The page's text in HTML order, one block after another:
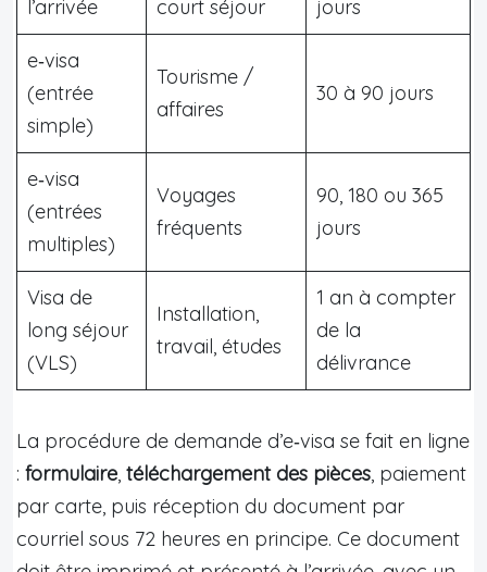
l’arrivée
court séjour
jours
e‑visa
(entrée
simple)
Tourisme /
affaires
30 à 90 jours
e‑visa
(entrées
multiples)
Voyages
fréquents
90, 180 ou 365
jours
Visa de
long séjour
(VLS)
Installation,
travail, études
1 an à compter
de la
délivrance
La procédure de demande d’e‑visa se fait en ligne
: formulaire, téléchargement des pièces, paiement
par carte, puis réception du document par
courriel sous 72 heures en principe. Ce document